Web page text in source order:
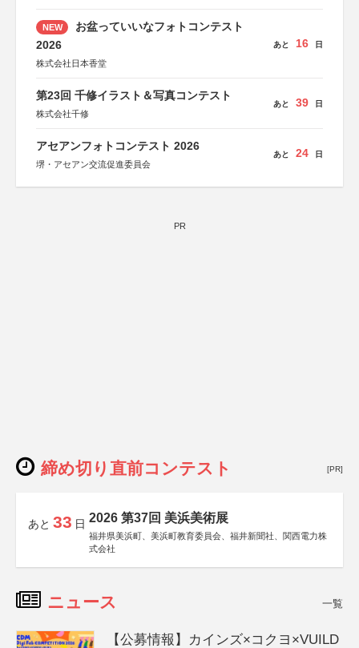
NEW
お盆っていいなフォトコンテスト
2026
株式会社日本香堂
あと 16 日
第23回 千修イラスト＆写真コンテスト
株式会社千修
あと 39 日
アセアンフォトコンテスト 2026
堺・アセアン交流促進委員会
あと 24 日
PR
締め切り直前コンテスト [PR]
あと 33 日 2026 第37回 美浜美術展
福井県美浜町、美浜町教育委員会、福井新聞社、関西電力株
式会社
ニュース 一覧
【公募情報】カインズ×コクヨ×VUILD